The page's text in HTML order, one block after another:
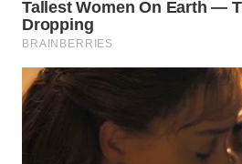
WAHANA
WAHANA